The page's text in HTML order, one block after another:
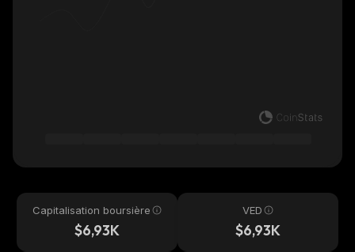
Capitalisation boursière
$6,93K
VED
$6,93K